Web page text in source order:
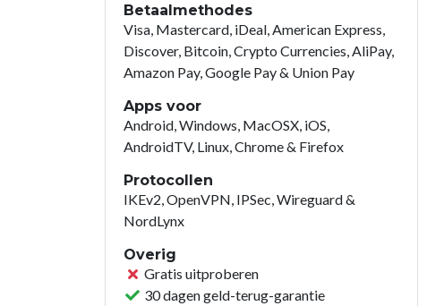
Betaalmethodes
Visa, Mastercard, iDeal, American Express,
Discover, Bitcoin, Crypto Currencies, AliPay,
Amazon Pay, Google Pay & Union Pay
Apps voor
Android, Windows, MacOSX, iOS,
AndroidTV, Linux, Chrome & Firefox
Protocollen
IKEv2, OpenVPN, IPSec, Wireguard &
NordLynx
Overig
Gratis uitproberen
30 dagen geld-terug-garantie